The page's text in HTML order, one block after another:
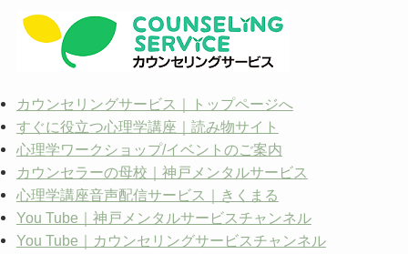
カウンセリングサービス｜トップページへ
すぐに役立つ心理学講座｜読み物サイト
心理学ワークショップ/イベントのご案内
カウンセラーの母校｜神戸メンタルサービス
心理学講座音声配信サービス｜きくまる
You Tube｜神戸メンタルサービスチャンネル
You Tube｜カウンセリングサービスチャンネル